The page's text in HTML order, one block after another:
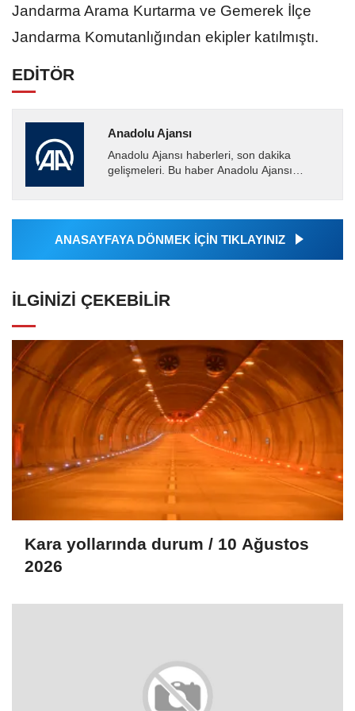
Jandarma Arama Kurtarma ve Gemerek İlçe
Jandarma Komutanlığından ekipler katılmıştı.
EDİTÖR
Anadolu Ajansı
Anadolu Ajansı haberleri, son dakika
gelişmeleri. Bu haber Anadolu Ajansı
tarafından geçilen tüm...
ANASAYFAYA DÖNMEK İÇİN TIKLAYINIZ
İLGINIZI ÇEKEBILIR
Kara yollarında durum / 10 Ağustos
2026